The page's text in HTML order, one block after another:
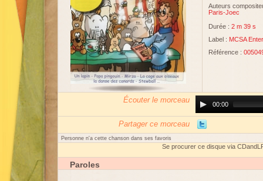
Auteurs
Paris-Joec
Durée : 2 m 39 s
Label : MCSA
Référence :
Écouter le morceau
Player00:00
Partager ce morceau
Personne n'a cette chanson dans ses favoris
Se procurer ce disque via
Paroles